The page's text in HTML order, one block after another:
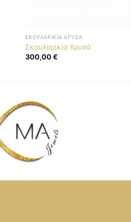
ΣΚΟΥΛΑΡΊΚΙΑ ΧΡΥΣΆ
Σκουλαρίκια Χρυσά
300,00€